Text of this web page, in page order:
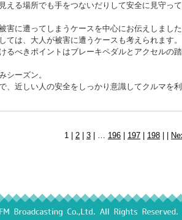
える場所でも手をつないだりして安全に見守っ
害に遭ってしまうケースを中心にお伝えしまし
ては、大人が被害に遭うケースも考えられます。
るべきポイントはブレーキペダルとアクセルの
シーズン。
、近しい人の安全をしっかり意識してクルマを
1 | 2 3 | … 196 197 198